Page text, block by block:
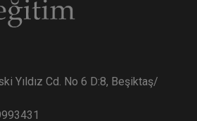
Yıldız Cd. No 6 D:8, Beşiktaş/